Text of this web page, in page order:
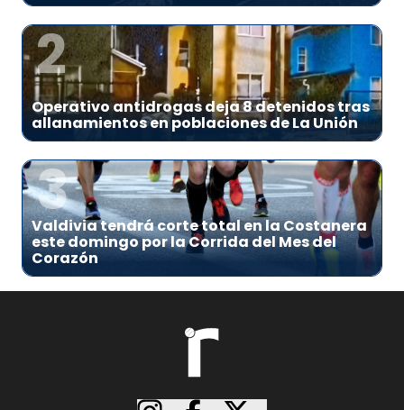
2
Operativo antidrogas deja 8 detenidos tras
allanamientos en poblaciones de La Unión
3
Valdivia tendrá corte total en la Costanera
este domingo por la Corrida del Mes del
Corazón